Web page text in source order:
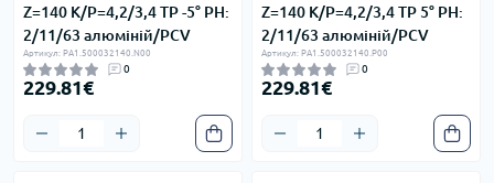
Z=140 K/P=4,2/3,4 TP -5° PH:
2/11/63 алюміній/PCV
Артикул: PA1.500032140.N00
0
229.81€
Z=140 K/P=4,2/3,4 TP 5° PH:
2/11/63 алюміній/PCV
Артикул: PA1.500032140.P00
0
229.81€